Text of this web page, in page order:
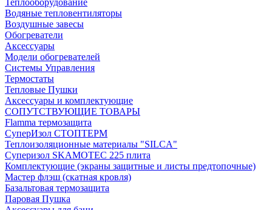
Теплооборудование
Водяные тепловентиляторы
Воздушные завесы
Обогреватели
Аксессуары
Модели обогревателей
Системы Управления
Термостаты
Тепловые Пушки
Аксессуары и комплектующие
СОПУТСТВУЮЩИЕ ТОВАРЫ
Flamma термозащита
СуперИзол СТОПТЕРМ
Теплоизоляционные материалы "SILCA"
Суперизол SKAMOTEC 225 плита
Комплектующие (экраны защитные и листы предтопочные)
Мастер флэш (скатная кровля)
Базальтовая термозащита
Паровая Пушка